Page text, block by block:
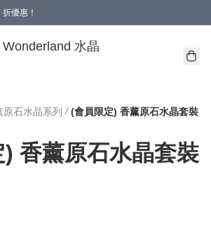
優惠！
水晶
原石水晶系列 / (會員限定) 香薰原石水晶套裝
香薰原石水晶套裝